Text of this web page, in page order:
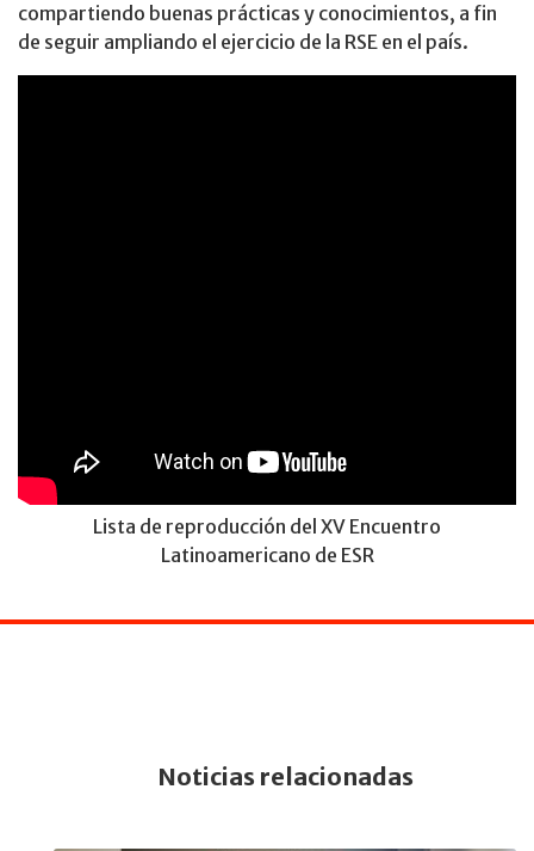
compartiendo buenas prácticas y conocimientos, a fin
de seguir ampliando el ejercicio de la RSE en el país.
Lista de reproducción del XV Encuentro
Latinoamericano de ESR
Noticias relacionadas